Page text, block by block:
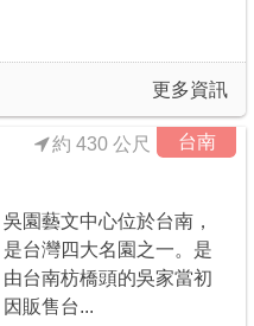
更多資訊
台南
約 430 公尺
吳園藝文中心位於台南，
是台灣四大名園之一。是
由台南枋橋頭的吳家當初
因販售台...